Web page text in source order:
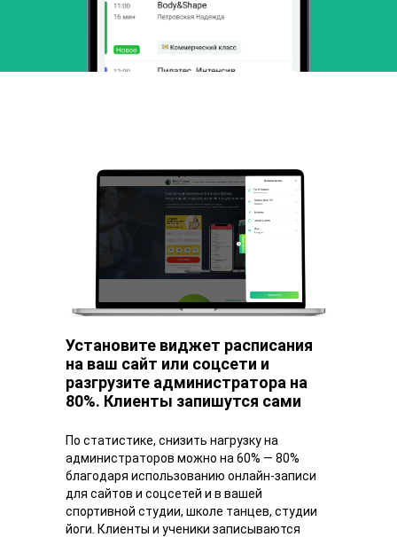
Установите виджет расписания
на ваш сайт или соцсети и
разгрузите администратора на
80%. Клиенты запишутся сами
По статистике, снизить нагрузку на
администраторов можно на 60% — 80%
благодаря использованию онлайн-записи
для сайтов и соцсетей и в вашей
спортивной студии, школе танцев, студии
йоги. Клиенты и ученики записываются